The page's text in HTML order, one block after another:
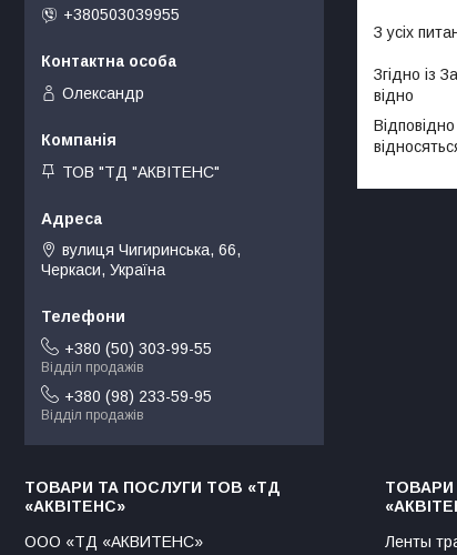
З усіх
Згідно із
відно
+380503039955
Олександр
ТОВ "ТД "АКВІТЕНС"
вулиця Чигиринська, 66,
Черкаси, Україна
+380 (50) 303-99-55
Відділ продажів
+380 (98) 233-59-95
Відділ продажів
ТОВАРИ ТА ПОСЛУГИ ТОВ «ТД
«АКВІТЕНС»
ООО «ТД «АКВИТЕНС»
ТОВАРИ
Ленты